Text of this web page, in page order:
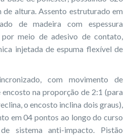
altura. Assento estruturado em
de madeira com espessura
meio de adesivo de contato,
injetada de espuma flexível de
com movimento de
na proporção de 2:1 (para
o encosto inclina dois graus),
em 04 pontos ao longo do curso
sistema anti-impacto. Pistão